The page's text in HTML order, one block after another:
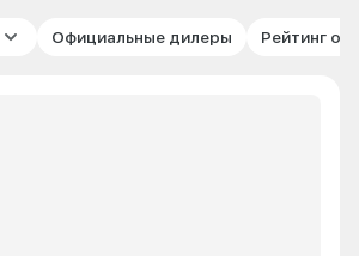
Официальные дилеры Рейтинг